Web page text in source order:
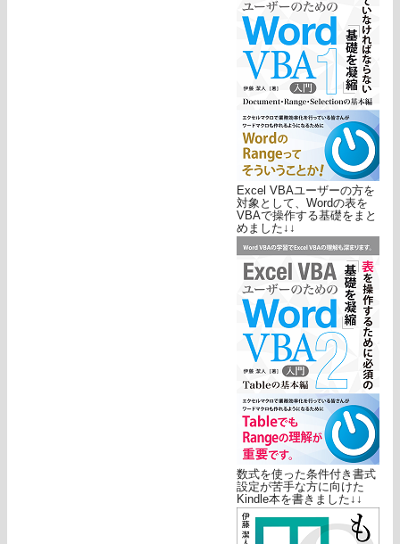
Excel VBAユーザーの方を
対象として、Wordの表を
VBAで操作する基礎をまと
めました↓↓
数式を使った条件付き書式
設定が苦手な方に向けた
Kindle本を書きました↓↓